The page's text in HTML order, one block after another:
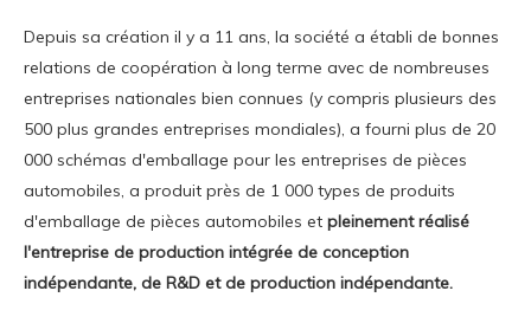
Depuis sa création il y a 11 ans, la société a établi de bonnes
relations de coopération à long terme avec de nombreuses
entreprises nationales bien connues (y compris plusieurs des
500 plus grandes entreprises mondiales), a fourni plus de 20
000 schémas d'emballage pour les entreprises de pièces
automobiles, a produit près de 1 000 types de produits
d'emballage de pièces automobiles et pleinement réalisé
l'entreprise de production intégrée de conception
indépendante, de R&D et de production indépendante.